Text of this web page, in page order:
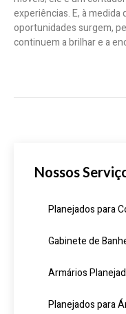
experiências. E, à
oportunidades surgem,
continuem a brilhar e a
Nossos
Planejados para
Gabinete de
Armários
Planejados para